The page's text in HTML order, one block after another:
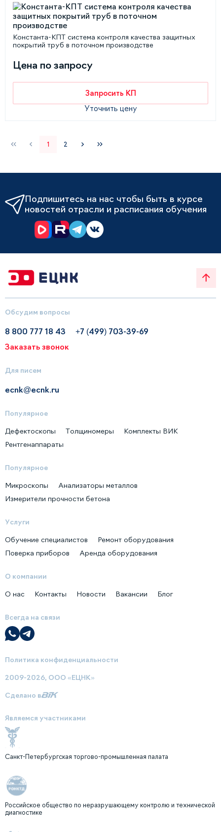
Константа-КПТ система контроля качества защитных
покрытий труб в поточном производстве
Цена по запросу
Запросить КП
Уточнить цену
1 2
Подпишитесь на нас чтобы быть в курсе
новостей отрасли и расписания обучения
Обсудим вопросы
8 800 777 18 43
+7 (499) 703-39-69
Заказать звонок
Для писем
ecnk@ecnk.ru
Популярное
Дефектоскопы Толщиномеры
Комплекты ВИК
Рентгенаппараты
Популярное
Микроскопы
Анализаторы металлов
Измерители прочности бетона
Услуги
Обучение специалистов
Ремонт оборудования
Поверка приборов
Аренда оборудования
О компании
О нас Контакты Новости Вакансии Блог
Всегда на связи
Политика конфиденциальности
2009-2026, ООО «ЕЦНК»
Сделано в
Являемся участниками
Санкт-Петербургская торгово-промышленная палата
Российское общество по неразрушающему контролю и технической
диагностике